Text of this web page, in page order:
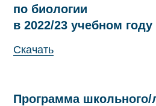
по биологии
в 2022/23 учебном году
Скачать
Программа школьного/